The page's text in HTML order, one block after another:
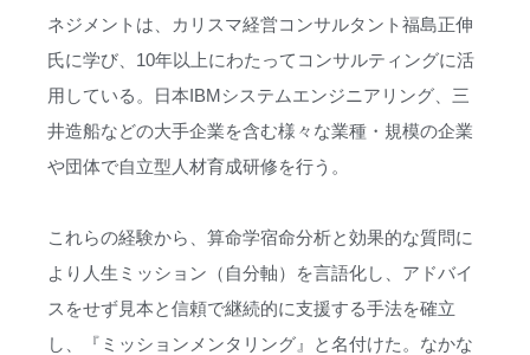
ネジメントは、カリスマ経営コンサルタント福島正伸
氏に学び、10年以上にわたってコンサルティングに活
用している。日本IBMシステムエンジニアリング、三
井造船などの大手企業を含む様々な業種・規模の企業
や団体で自立型人材育成研修を行う。
これらの経験から、算命学宿命分析と効果的な質問に
より人生ミッション（自分軸）を言語化し、アドバイ
スをせず見本と信頼で継続的に支援する手法を確立
し、『ミッションメンタリング』と名付けた。なかな